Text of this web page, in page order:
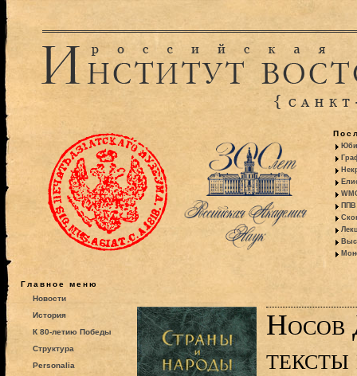
ППВ
Главное меню
Новости
История
К 80-летию Победы
Структура
Personalia
Носов